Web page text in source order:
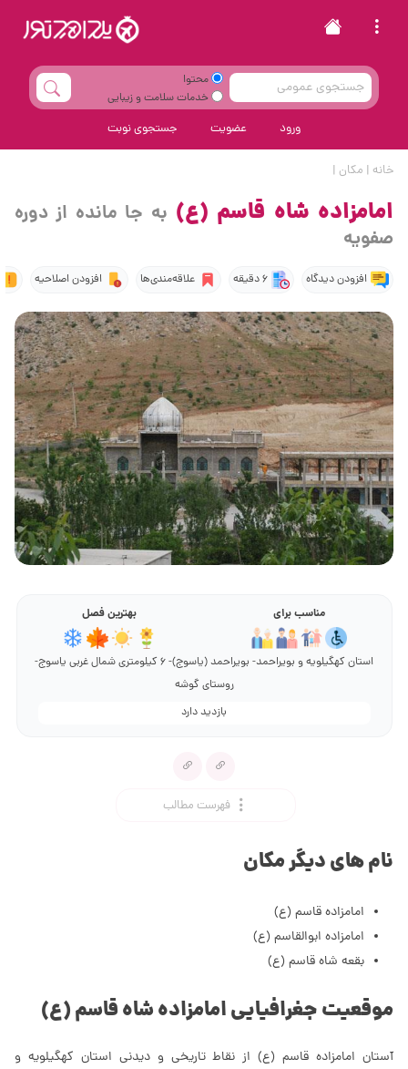
محتوا
خدمات سلامت و زیبایی
ورود عضویت جستجوی نوبت
خانه | مکان |
امامزاده شاه قاسم (ع) به جا مانده از دوره
صفویه
افزودن دیدگاه 6 دقیقه علاقه‌مندی‌ها افزودن اصلاحیه
مناسب برای بهترین فصل
استان کهگیلویه و بویراحمد- بویراحمد (یاسوج)- 6 کیلومتری شمال غربی یاسوج-
روستای گوشه
بازدید دارد
فهرست مطالب
نام های دیگر مکان
امامزاده قاسم (ع)
امامزاده ابوالقاسم (ع)
بقعه شاه قاسم (ع)
موقعیت جغرافیایی امامزاده شاه قاسم (ع)
آستان امامزاده قاسم (ع) از نقاط تاریخی و دیدنی استان کهگیلویه و